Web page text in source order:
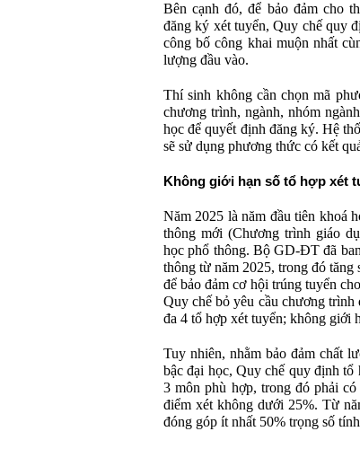
Bên cạnh đó, để bảo đảm cho
đăng ký xét tuyển, Quy chế quy
công bố công khai muộn nhất
lượng đầu vào.
Thí sinh không cần chọn mã
chương trình, ngành, nhóm
học để quyết định đăng ký. Hệ
sẽ sử dụng phương thức có kết
Không giới hạn số tổ hợp xét
Năm 2025 là năm đầu tiên khoá
thông mới (Chương trình giáo
học phổ thông. Bộ GD-ĐT đã
thông từ năm 2025, trong đó
để bảo đảm cơ hội trúng tuyển
Quy chế bỏ yêu cầu chương
đa 4 tổ hợp xét tuyển; không giới
Tuy nhiên, nhằm bảo đảm chất
bậc đại học, Quy chế quy định
3 môn phù hợp, trong đó phải
điểm xét không dưới 25%. Từ
đóng góp ít nhất 50% trọng số